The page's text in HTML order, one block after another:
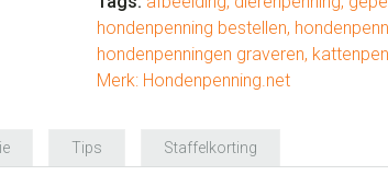
hondenpenning bestellen,
hondenpenningen graveren,
Merk: Hondenpenning.net
Tips Staffelkorting